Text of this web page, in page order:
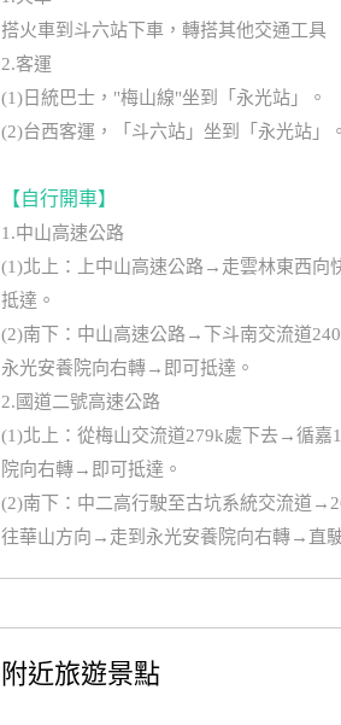
搭火車到斗六站下車，轉搭其他交通工具
2.客運
(1)日統巴士，"梅山線"坐到「永光站」。
(2)台西客運，「斗六站」坐到「永光站」。
【自行開車】
1.中山高速公路
(1)北上：上中山高速公路→走雲林東西
抵達。
(2)南下：中山高速公路→下斗南交流道
永光安養院向右轉→即可抵達。
2.國道二號高速公路
(1)北上：從梅山交流道279k處下去→循
院向右轉→即可抵達。
(2)南下：中二高行駛至古坑系統交流道
往華山方向→走到永光安養院向右轉→直
附近旅遊景點